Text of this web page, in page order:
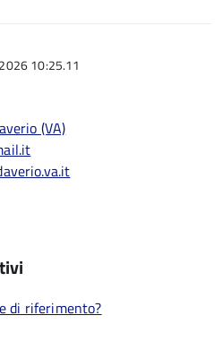
10:25.11
(VA)
di riferimento?